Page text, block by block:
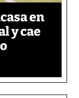
en
y cae